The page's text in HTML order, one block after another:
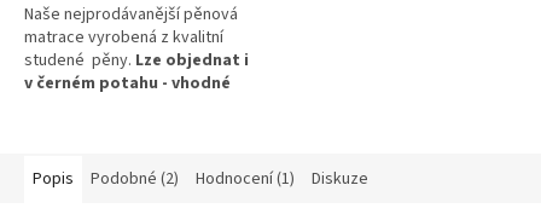
5
hvězdiček.
Naše nejprodávanější pěnová
matrace vyrobená z kvalitní
studené pěny. Lze objednat i
v černém potahu - vhodné
120 kg
Popis Podobné (2) Hodnocení (1) Diskuze